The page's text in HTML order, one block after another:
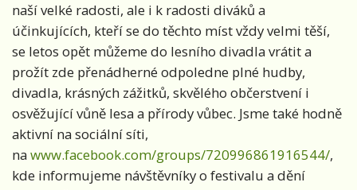
naší velké radosti, ale i k radosti diváků a
účinkujících, kteří se do těchto míst vždy velmi těší,
se letos opět můžeme do lesního divadla vrátit a
prožít zde přenádherné odpoledne plné hudby,
divadla, krásných zážitků, skvělého občerstvení i
osvěžující vůně lesa a přírody vůbec. Jsme také hodně
aktivní na sociální síti,
nawww.facebook.com/groups/720996861916544/,
kde informujeme návštěvníky o festivalu a dění